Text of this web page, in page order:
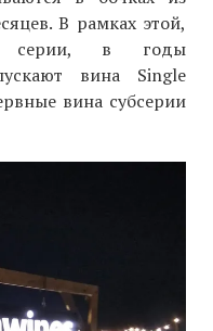
В рамках этой,
серии, в годы
вина Single
вина субсерии